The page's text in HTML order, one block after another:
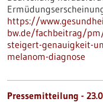
https://
bw.de/fachbeitrag/
steigert-genauigkeit-
melanom-diagnose
Pressemitteilung -